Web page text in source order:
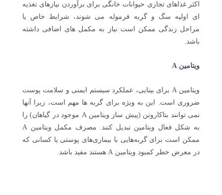
اکثر غذاهای تجاری حیوانات خانگی برای برآوردن نیازهای تغذیه
ای اولیه سگ و گربه فرموله می شوند، شرایط خاص یا
مراحل زندگی ممکن است نیاز به مکمل های اضافی داشته
باشد.
ویتامین A
ویتامین A برای بینایی، عملکرد سیستم ایمنی و سلامت پوست
ضروری است. این به ویژه برای گربه ها مهم است، زیرا آنها
نمی توانند بتاکاروتن (پیش ساز ویتامین A موجود در گیاهان) را
به شکل فعال ویتامین تبدیل کنند. مصرف مکمل ویتامین A
ممکن است برای گربه‌هایی با بیماری‌های پوستی یا کسانی که
در معرض خطر کمبود ویتامین A هستند مفید باشد.